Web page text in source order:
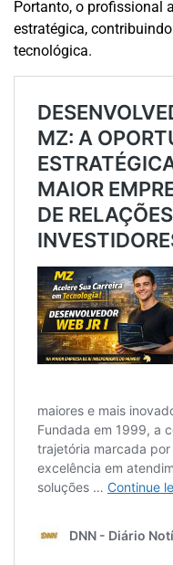
Portanto, o profissional
estratégica,
tecnológica.